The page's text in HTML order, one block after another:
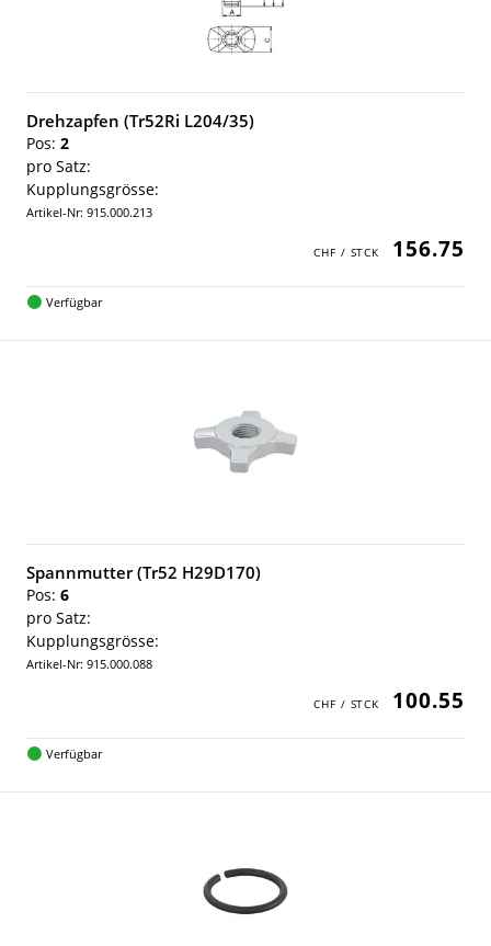
Drehzapfen (Tr52Ri L204/35)
Pos: 2
pro Satz:
Kupplungsgrösse:
Artikel-Nr: 915.000.213
156.75
Verfügbar
Spannmutter (Tr52 H29D170)
Pos: 6
pro Satz:
Kupplungsgrösse:
Artikel-Nr: 915.000.088
100.55
Verfügbar